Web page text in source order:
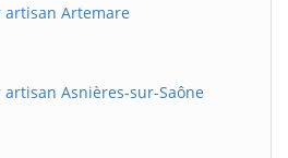
Artemare
Asnières-sur-Saône